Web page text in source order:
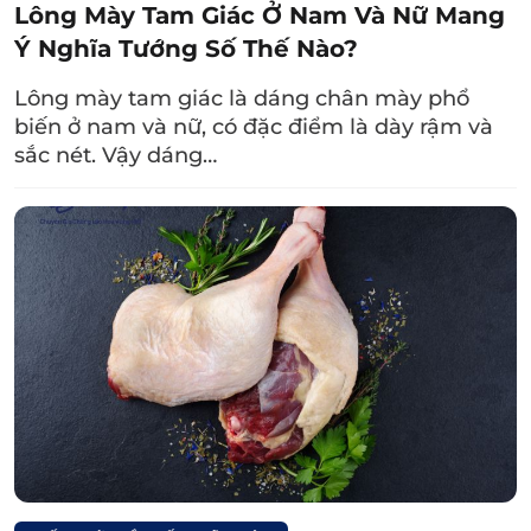
tình yêu, khiến việc tìm kiếm một người bạn
đời phù hợp trở nên khó khăn. Nhưng khi
gặp được người thực sự chinh phục được
trái tim, họ sẵn sàng thay đổi, trở thành hậu
phương vững chắc để xây dựng tổ ấm.
Lông Mày Tam Giác Ở Nam Và Nữ Mang
Ý Nghĩa Tướng Số Thế Nào?
Lông mày tam giác là dáng chân mày phổ
biến ở nam và nữ, có đặc điểm là dày rậm và
sắc nét. Vậy dáng…